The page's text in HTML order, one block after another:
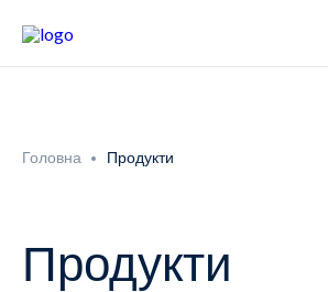
Новини
Головна Продукти
Продукти